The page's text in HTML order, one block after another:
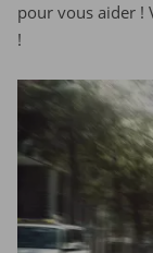
pour vous aider !
!